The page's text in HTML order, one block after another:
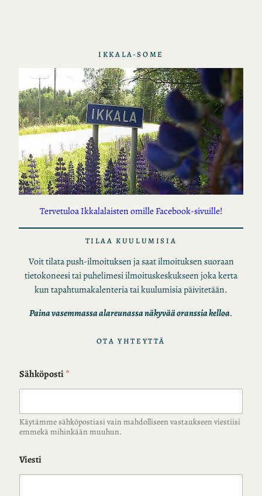
IKKALA-SOME
Tervetuloa Ikkalalaisten omille Facebook-sivuille!
TILAA KUULUMISIA
Voit tilata push-ilmoituksen ja saat ilmoituksen suoraan
tietokoneesi tai puhelimesi ilmoituskeskukseen joka kerta
kun tapahtumakalenteria tai kuulumisia päivitetään.
Paina vasemmassa alareunassa näkyvää oranssia kelloa.
OTA YHTEYTTÄ
Sähköposti*
Käytämme sähköpostiasi vain mahdolliseen vastaukseen viestiisi
emmekä mihinkään muuhun.
Viesti